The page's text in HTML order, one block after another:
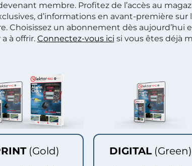
membre. Profitez de l’accès au
d’informations en avant-première
Choisissez un abonnement dès aujourd’hui
à offrir. Connectez-vous ici si vous êtes déjà
(Gold) DIGITAL (Green)